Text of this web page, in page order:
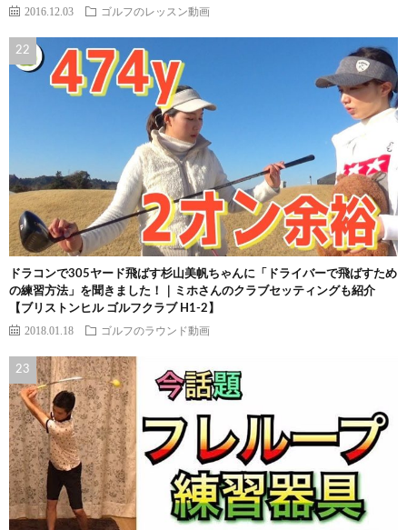
2016.12.03 ゴルフのレッスン動画
ドラコンで305ヤード飛ばす杉山美帆ちゃんに「ドライバーで飛ばすため
の練習方法」を聞きました！｜ミホさんのクラブセッティングも紹介
【ブリストンヒル ゴルフクラブ H1-2】
2018.01.18 ゴルフのラウンド動画